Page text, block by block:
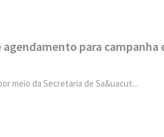
para campanha
meio da Secretaria de Sa&uacut...